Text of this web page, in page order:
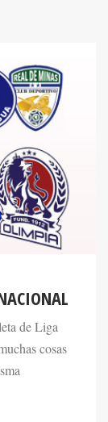
de Liga
cosas